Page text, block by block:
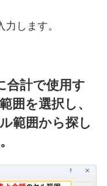
します。
合計で使用す
囲を選択し、
範囲から探し